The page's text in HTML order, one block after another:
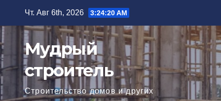
содержимому
Чт. Авг 6th, 2026 3:24:21 AM
Мудрый
строитель
Строительство домов и других